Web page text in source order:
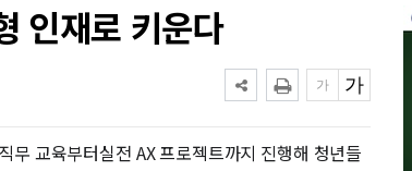
인재로 키운다
무 교육부터실전 AX 프로젝트까지 진행해 청년들